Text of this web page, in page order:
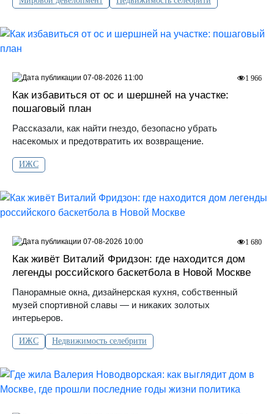
Как избавиться от ос и шершней на участке:
пошаговый план
Рассказали, как найти гнездо, безопасно убрать
насекомых и предотвратить их возвращение.
ИЖС
1 966
07-08-2026 11:00
Как живёт Виталий Фридзон: где находится дом
легенды российского баскетбола в Новой Москве
Панорамные окна, дизайнерская кухня, собственный
музей спортивной славы — и никаких золотых
интерьеров.
ИЖС Недвижимость селебрити
1 680
07-08-2026 10:00